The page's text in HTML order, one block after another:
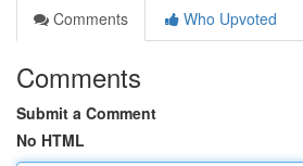
Comments
Who Upvoted
Comments
Submit a Comment
No HTML